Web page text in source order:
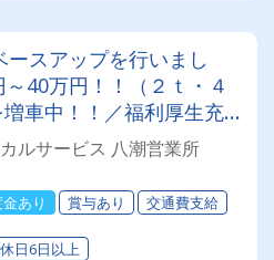
ースアップを行いまし
40万円！！（２ｔ・４
車中！！／福利厚生充実
ドライバーさんが多数活
！
ルサービス 八潮営業所
あり 賞与あり 交通費支給
休日6日以上